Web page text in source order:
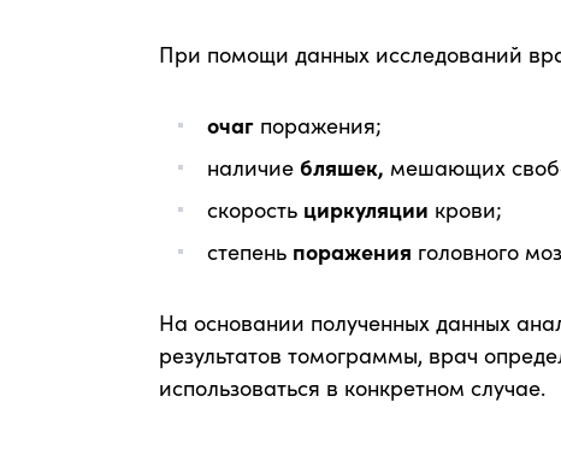
При помощи данных исследований
очаг поражения;
наличие бляшек, мешающих
скорость циркуляции крови;
степень поражения головного
На основании полученных данных
результатов томограммы, врач
использоваться в конкретном случае.